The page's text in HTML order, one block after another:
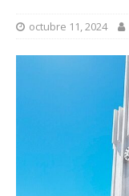
octubre 11, 2024